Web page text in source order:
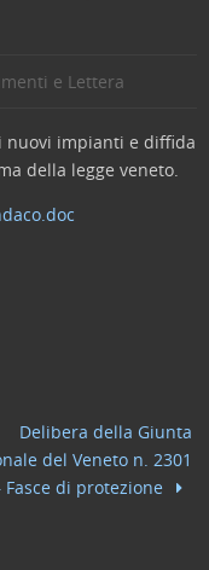
e Lettera
nuovi impianti e diffida
della legge veneto.
Delibera della Giunta
del Veneto n. 2301
Fasce di protezione